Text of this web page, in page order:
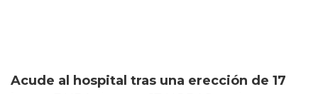
Acude al hospital tras una erección de 17